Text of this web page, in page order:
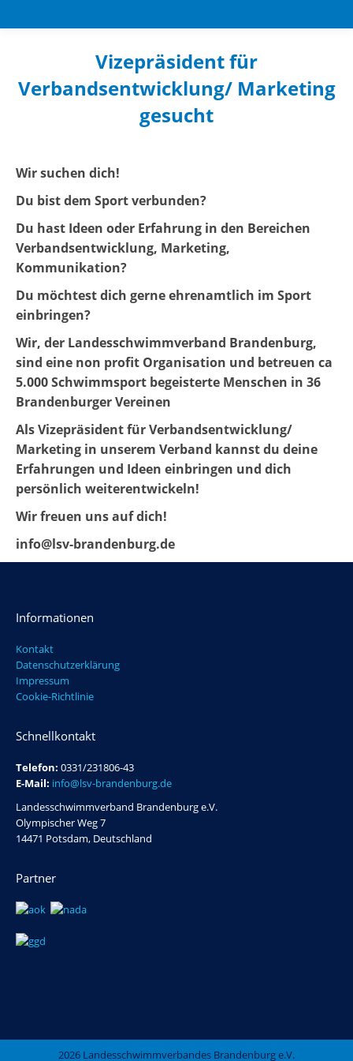
Vizepräsident für
Verbandsentwicklung/ Marketing
gesucht
Wir suchen dich!
Du bist dem Sport verbunden?
Du hast Ideen oder Erfahrung in den Bereichen
Verbandsentwicklung, Marketing,
Kommunikation?
Du möchtest dich gerne ehrenamtlich im Sport
einbringen?
Wir, der Landesschwimmverband Brandenburg,
sind eine non profit Organisation und betreuen ca
5.000 Schwimmsport begeisterte Menschen in 36
Brandenburger Vereinen
Als Vizepräsident für Verbandsentwicklung/
Marketing in unserem Verband kannst du deine
Erfahrungen und Ideen einbringen und dich
persönlich weiterentwickeln!
Wir freuen uns auf dich!
info@lsv-brandenburg.de
Informationen
Kontakt
Datenschutzerklärung
Impressum
Cookie-Richtlinie
Schnellkontakt
Telefon: 0331/231806-43
E-Mail: info@lsv-brandenburg.de
Landesschwimmverband Brandenburg e.V.
Olympischer Weg 7
14471 Potsdam, Deutschland
Partner
2026 Landesschwimmverbandes Brandenburg e.V.